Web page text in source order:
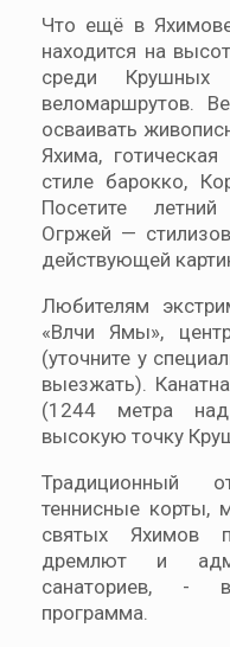
Что ещё в
находится на
среди
веломаршрутов.
осваивать
Яхима,
стиле барокко,
Посетите
Огржей —
действующей
Любителям
«Влчи Ямы»,
(уточните у
выезжать).
(1244 метра
высокую точку
Традиционный
теннисные корты,
святых Яхимов
дремлют и
санаториев, -
программа.